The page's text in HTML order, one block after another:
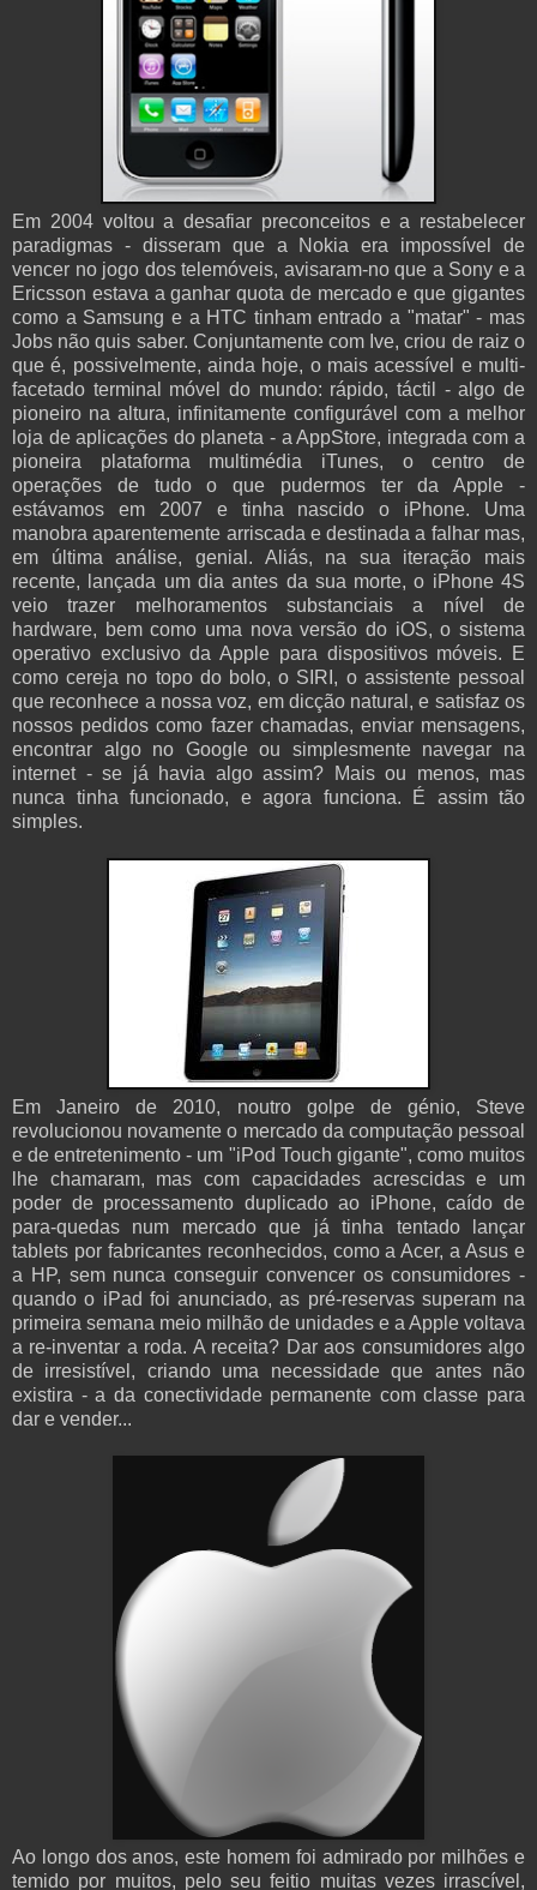
Em 2004 voltou a desafiar preconceitos e a restabelecer
paradigmas - disseram que a Nokia era impossível de
vencer no jogo dos telemóveis, avisaram-no que a Sony e a
Ericsson estava a ganhar quota de mercado e que gigantes
como a Samsung e a HTC tinham entrado a "matar" - mas
Jobs não quis saber. Conjuntamente com Ive, criou de raiz o
que é, possivelmente, ainda hoje, o mais acessível e multi-
facetado terminal móvel do mundo: rápido, táctil - algo de
pioneiro na altura, infinitamente configurável com a melhor
loja de aplicações do planeta - a AppStore, integrada com a
pioneira plataforma multimédia iTunes, o centro de
operações de tudo o que pudermos ter da Apple -
estávamos em 2007 e tinha nascido o iPhone. Uma
manobra aparentemente arriscada e destinada a falhar mas,
em última análise, genial. Aliás, na sua iteração mais
recente, lançada um dia antes da sua morte, o iPhone 4S
veio trazer melhoramentos substanciais a nível de
hardware, bem como uma nova versão do iOS, o sistema
operativo exclusivo da Apple para dispositivos móveis. E
como cereja no topo do bolo, o SIRI, o assistente pessoal
que reconhece a nossa voz, em dicção natural, e satisfaz os
nossos pedidos como fazer chamadas, enviar mensagens,
encontrar algo no Google ou simplesmente navegar na
internet - se já havia algo assim? Mais ou menos, mas
nunca tinha funcionado, e agora funciona. É assim tão
simples.
Em Janeiro de 2010, noutro golpe de génio, Steve
revolucionou novamente o mercado da computação pessoal
e de entretenimento - um "iPod Touch gigante", como muitos
lhe chamaram, mas com capacidades acrescidas e um
poder de processamento duplicado ao iPhone, caído de
para-quedas num mercado que já tinha tentado lançar
tablets por fabricantes reconhecidos, como a Acer, a Asus e
a HP, sem nunca conseguir convencer os consumidores -
quando o iPad foi anunciado, as pré-reservas superam na
primeira semana meio milhão de unidades e a Apple voltava
a re-inventar a roda. A receita? Dar aos consumidores algo
de irresistível, criando uma necessidade que antes não
existira - a da conectividade permanente com classe para
dar e vender...
Ao longo dos anos, este homem foi admirado por milhões e
temido por muitos, pelo seu feitio muitas vezes irrascível,